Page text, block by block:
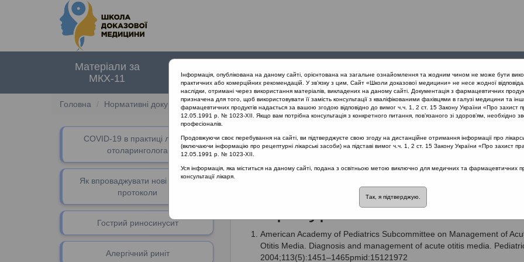
Матеріали за
МКХ-11
документи
заходи
проекту
Головна Нормативні документи Гоcтрий отит
СOVID-19 в практиці лікаря-
отоларинголога
Як впроваджувати нові клінічні
протоколи
Гострий риносинусит
Алергічний риніт
Клінічна настанова рекомендована для впровадження в Україні
розширеній нараді державних експертів у відповідності до Наказу МОЗ
American Academy of Pediatrics Subcommittee on Management of
Otitis Media. Diagnosis and management of acute otitis media.
2004;113(5):1451–1465pmid:15121972
Інформація, опублікована на даному сайті, орієнтована на загальне ознайомлення та жодним чином не може бути
практичних або комерційних рекомендацій. У зв’язку з цим, Сайт «Школи доказової медицини» не несе жодної
наслідки, отримані через використання матеріалів, викладених на даному сайті. Документація з фармацевтичних
призначена для того, щоб використовувати її замість консультації з кваліфікованими фахівцями в галузі медицини та
фармацевтичних продуктів надається за вашою згодою відповідно до вимог ч.ч. 1, 2 ст. 15 Закону України «Про захист
12.05.1991 р. № 1023-XII. Якщо вам потрібна консультація з конкретного питання, пов’язаного зі здоров’ям, необхідно
професіоналів.
Продовжуючи своє перебування на сайті, ви підтверджуєте свою згоду на дистанційне отримання інформації про
(включаючи інформацію про рецептурні лікарські засоби) на підставі вимог ч.ч. 1, 2 ст. 15 Закону України «Про захист
12.05.1991 р. № 1023-XII.
Уся інформація, яка міститься на даному сайті, подана з освітньою метою виключно для медичних та фармацевтичних
консультації лікаря.
Так, я підтверджую.